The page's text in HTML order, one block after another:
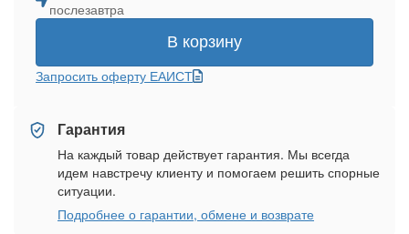
послезавтра
В корзину
Запросить оферту ЕАИСТ
Гарантия
На каждый товар действует гарантия. Мы всегда
идем навстречу клиенту и помогаем решить спорные
ситуации.
Подробнее о гарантии, обмене и возврате